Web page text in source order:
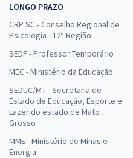
LONGO PRAZO
CRP SC - Conselho Regional de
Psicologia - 12ª Região
SEDF - Professor Temporário
MEC - Ministério da Educação
SEDUC/MT - Secretaria de
Estado de Educação, Esporte e
Lazer do estado de Mato
Grosso
MME - Ministério de Minas e
Energia